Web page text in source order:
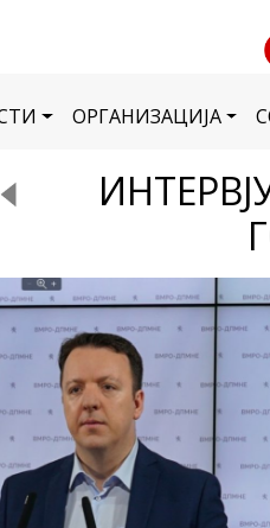
ОРГАНИЗАЦИЈА